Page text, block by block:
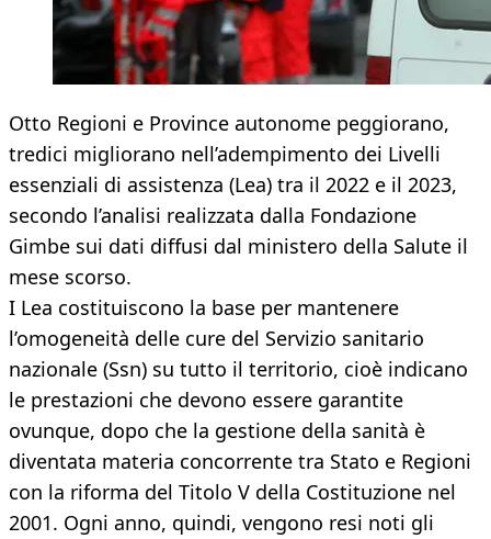
Otto Regioni e Province autonome peggiorano,
tredici migliorano nell’adempimento dei Livelli
essenziali di assistenza (Lea) tra il 2022 e il 2023,
secondo l’analisi realizzata dalla Fondazione
Gimbe sui dati diffusi dal ministero della Salute il
mese scorso.
I Lea costituiscono la base per mantenere
l’omogeneità delle cure del Servizio sanitario
nazionale (Ssn) su tutto il territorio, cioè indicano
le prestazioni che devono essere garantite
ovunque, dopo che la gestione della sanità è
diventata materia concorrente tra Stato e Regioni
con la riforma del Titolo V della Costituzione nel
2001. Ogni anno, quindi, vengono resi noti gli